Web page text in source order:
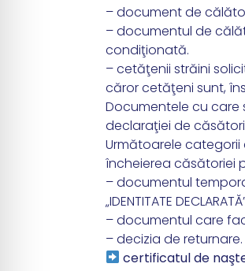
– document de
– documentul de
condiţionată.
– cetăţenii străini
căror cetăţeni sunt,
Documentele cu
declaraţiei de
Următoarele
încheierea căsătoriei
– documentul
„IDENTITATE
– documentul care
– decizia de returnare.
certificatul de